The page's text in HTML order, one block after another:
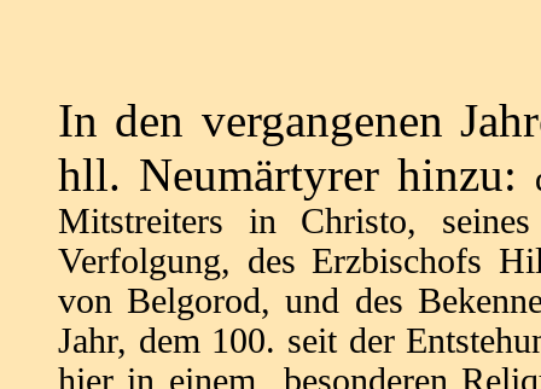
In den vergangenen
hll. Neumärtyrer hinzu:
Mitstreiters in Christo,
Verfolgung, des Erzbischofs
von Belgorod, und des
Jahr, dem 100. seit der
hier in einem besonderen